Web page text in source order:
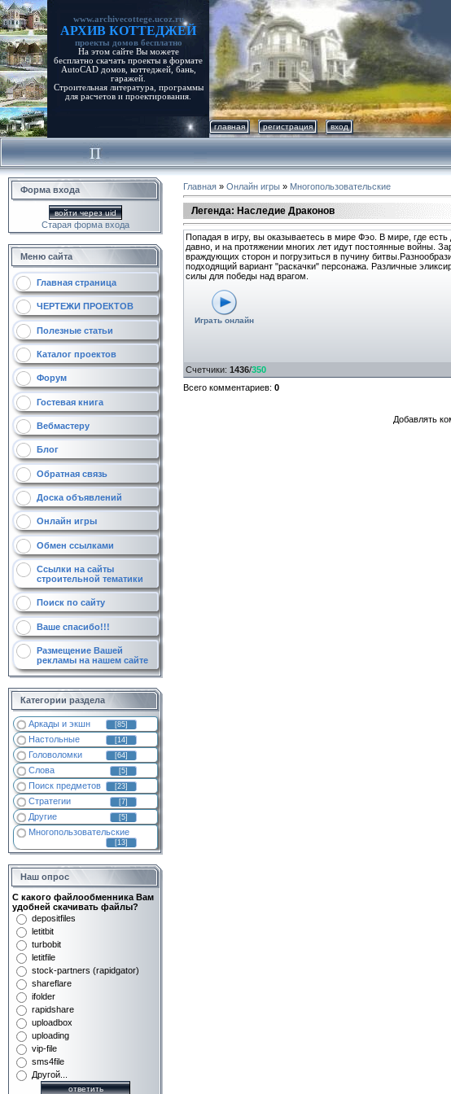
www.archivecottege.ucoz.ru
АРХИВ КОТТЕДЖЕЙ
проекты домов бесплатно
На этом сайте Вы можете
бесплатно скачать проекты в формате
AutoCAD домов, коттеджей, бань,
гаражей.
Строительная литература, программы
для расчетов и проектирования.
главная регистрация вход
Форма входа
войти через uid
Старая форма входа
Меню сайта
Главная страница
ЧЕРТЕЖИ ПРОЕКТОВ
Полезные статьи
Каталог проектов
Форум
Гостевая книга
Вебмастеру
Блог
Обратная связь
Доска объявлений
Онлайн игры
Обмен ссылками
Ссылки на сайты
строительной тематики
Поиск по сайту
Ваше спасибо!!!
Размещение Вашей
рекламы на нашем сайте
Категории раздела
Аркады и экшн [85]
Настольные [14]
Головоломки [64]
Слова [5]
Поиск предметов [23]
Стратегии [7]
Другие [5]
Многопользовательские
[13]
Наш опрос
С какого файлообменника Вам
удобней скачивать файлы?
depositfiles
letitbit
turbobit
letitfile
stock-partners (rapidgator)
shareflare
ifolder
rapidshare
uploadbox
uploading
vip-file
sms4file
Другой...
Главная » Онлайн игры » Многопользовательские
Легенда: Наследие Драконов
Попадая в игру, вы оказываетесь в мире Фэо. В мире, где
давно, и на протяжении многих лет идут постоянные войны.
враждующих сторон и погрузиться в пучину
подходящий вариант "раскачки" персонажа. Различные
силы для победы над врагом.
Играть онлайн
Счетчики: 1436/350
Всего комментариев: 0
Добавлять